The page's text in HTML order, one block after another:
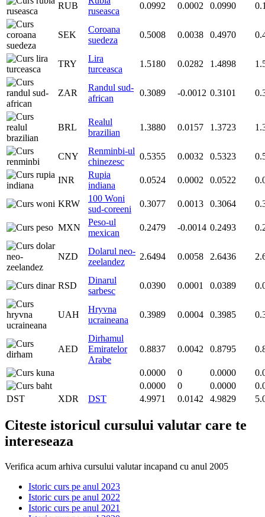
RUB
ruseasca
0.0992 0.0002 0.0990
SEK
Coroana
suedeza
0.5008 0.0038 0.4970
TRY
Lira
turceasca
1.5180 0.0282 1.4898
ZAR
Randul sud-
african
0.3089 -0.0012 0.3101
BRL
Realul
brazilian
1.3880 0.0157 1.3723
CNY
Renminbi-ul
chinezesc
0.5355 0.0032 0.5323
INR
Rupia
indiana
0.0524 0.0002 0.0522
KRW
100 Woni
sud-coreeni
0.3077 0.0013 0.3064
MXN
Peso-ul
mexican
0.2479 -0.0014 0.2493
NZD
Dolarul neo-
zeelandez
2.6494 0.0058 2.6436
RSD
Dinarul
sarbesc
0.0390 0.0001 0.0389
UAH
Hryvna
ucraineana
0.3989 0.0004 0.3985
AED
Dirhamul
Emiratelor
Arabe
0.8837 0.0042 0.8795
0.0000 0 0.0000
0.0000
0 0.0000
DST
XDR DST 4.9971 0.0142 4.9829
Citeste istoricul cursului valutar care te
intereseaza
Verifica acum arhiva cursului valutar incapand cu anul 2005
Istoric curs pe anul 2023
Istoric curs pe anul 2022
Istoric curs pe anul 2021